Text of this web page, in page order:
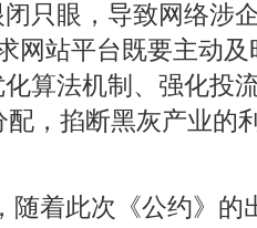
只眼，导致网络涉
网站平台既要主动
化算法机制、强化投
，掐断黑灰产业的
随着此次《公约》的